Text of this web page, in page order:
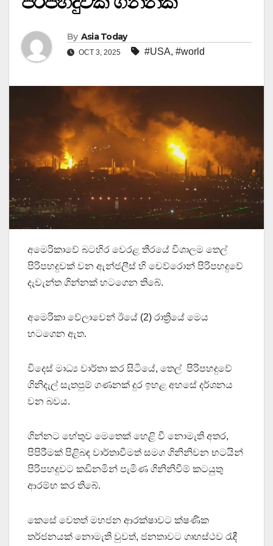
By Asia Today
OCT 3, 2025 #USA, #world
අමෙරිකාවේ බටහිර වෙරළ තීරයේ විශාලම තෙල්
පිරිපහදුවක් වන ඇන්ජලීස් හි චෙව්රොන් පිරිපහදුවේ
දැවැන්ත ගින්නක් හටගෙන තිබේ.
අමෙරිකා වේලාවෙන් ඊයේ (2) රාත්‍රියේ මෙය
හටගෙන ඇත.
විදෙස් මාධ්‍ය වාර්තා කර සිටියේ, තෙල් පිරිපහදුවේ
ගිනිදැල් සැතපුම් ගණනක් දුර ඉහළ අහසේ දර්ශනය
වන බවය.
ගින්නට හේතුව මෙතෙක් හෙළි වී නොමැති අතර,
පිපිරීමක් පිළිබඳ වාර්තාවීමත් සමග ගිනිනිවන භටයින්
පිරිපහදුවට කඩිනමින් පැමිණ ගිනිනිවීම් කටයුතු
ආරම්භ කර තිබේ.
කෙසේ වෙතත් මහජන ආරක්ෂාවට ක්ෂණික
තර්ජනයක් නොමැති වුවත්, ජනතාවට ගෘහස්ථව රැඳී